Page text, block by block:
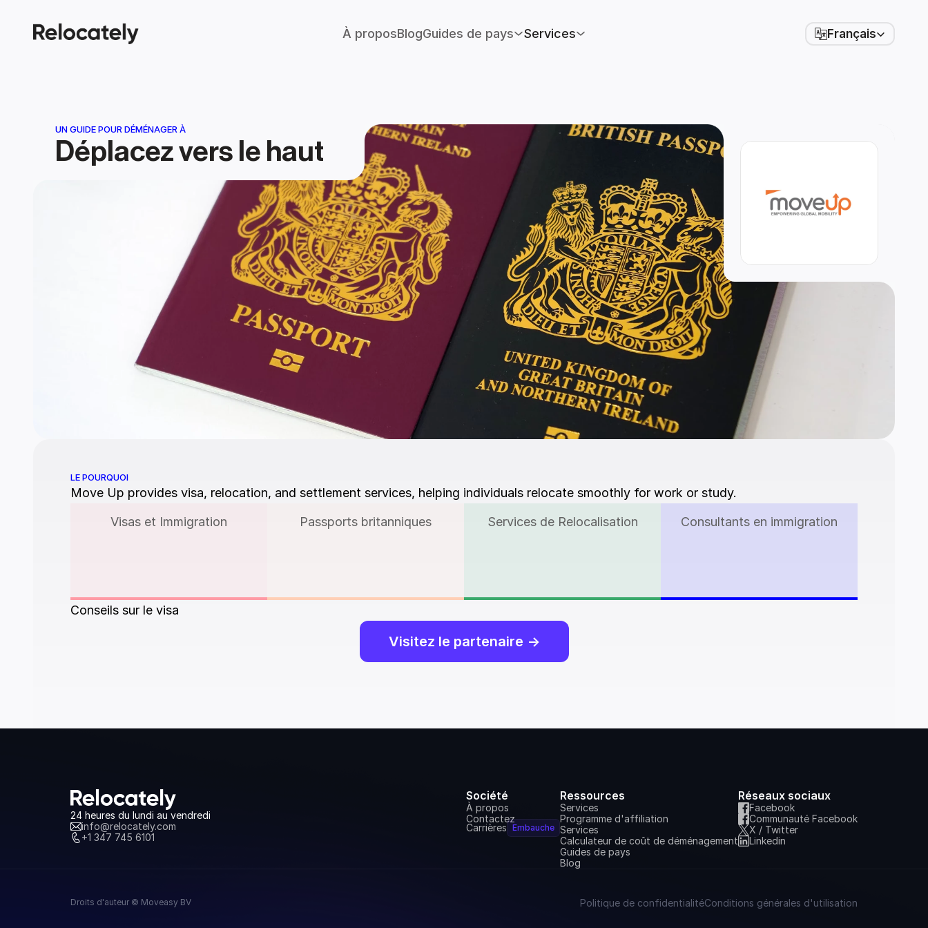
À proposBlogGuides de pays Services Select Language
Français
UN GUIDE POUR DÉMÉNAGER À
Déplacez vers le haut
LE POURQUOI
Move Up provides visa, relocation, and settlement services, helping individuals relocate smoothly for work or study.
Visas et Immigration
Passports britanniques Services de Relocalisation Consultants en immigration
Conseils sur le visa
Visitez le partenaire ->
24 heures du lundi au vendredi
info@relocately.com
+1 347 745 6101
Société
À propos
Contactez
Carrières Embauche
Ressources
Services
Programme d'affiliation
Services
Calculateur de coût de déménagement
Guides de pays
Blog
Réseaux sociaux
Facebook
Communauté Facebook
X / Twitter
Linkedin
Droits d'auteur © Moveasy BV Politique de confidentialitéConditions générales d'utilisation